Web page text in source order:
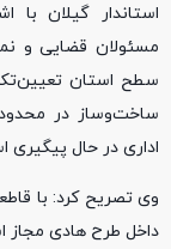
استاندار گیلان
مسئولان قضایی و
سطح استان
ساخت‌وساز در
اداری در حال پیگیری
وی تصریح کرد: با
داخل طرح هادی مجاز